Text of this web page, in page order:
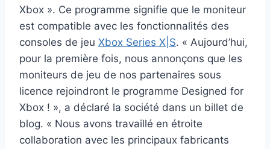
Xbox ». Ce programme signifie que le moniteur
est compatible avec les fonctionnalités des
consoles de jeu Xbox Series X|S. « Aujourd’hui,
pour la première fois, nous annonçons que les
moniteurs de jeu de nos partenaires sous
licence rejoindront le programme Designed for
Xbox ! », a déclaré la société dans un billet de
blog. « Nous avons travaillé en étroite
collaboration avec les principaux fabricants